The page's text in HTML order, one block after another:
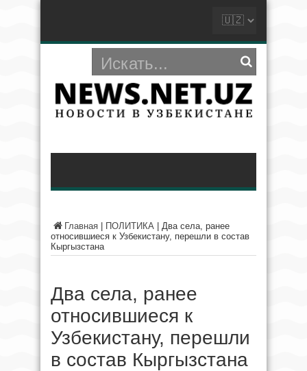
Главная ПОЛИТИКА
Два села, ранее
относившиеся к Узбекистану, перешли в состав
Кыргызстана
Два села, ранее
относившиеся к
Узбекистану, перешли
в состав Кыргызстана